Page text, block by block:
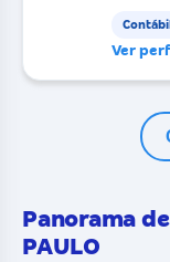
Ver
Panorama
PAULO